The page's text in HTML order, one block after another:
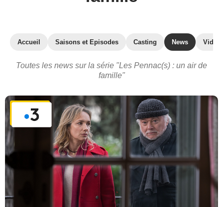
Accueil Saisons et Episodes Casting News
Toutes les news sur la série "Les Pennac(s) : un air de
famille"